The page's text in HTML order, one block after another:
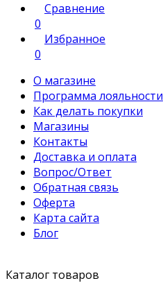
Сравнение
0
Избранное
0
О магазине
Программа лояльности
Как делать покупки
Магазины
Контакты
Доставка и оплата
Вопрос/Ответ
Обратная связь
Оферта
Карта сайта
Блог
Каталог товаров